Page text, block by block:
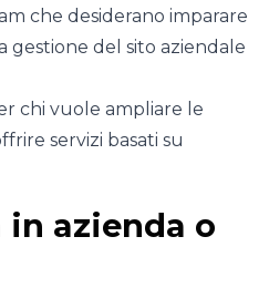
che desiderano imparare
gestione del sito aziendale
chi vuole ampliare le
servizi basati su
in azienda o